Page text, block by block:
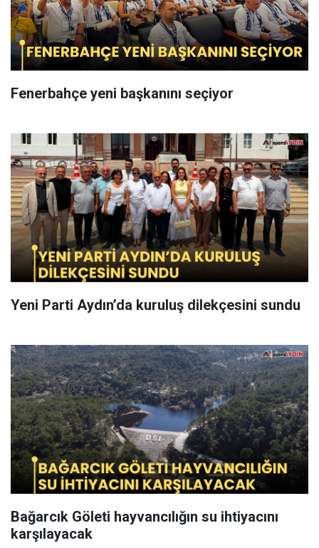
Fenerbahçe yeni başkanını seçiyor
Yeni Parti Aydın’da kuruluş dilekçesini sundu
Bağarcık Göleti hayvancılığın su ihtiyacını
karşılayacak